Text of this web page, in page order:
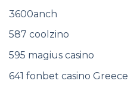
3600anch
587 coolzino
595 magius casino
641 fonbet casino Greece